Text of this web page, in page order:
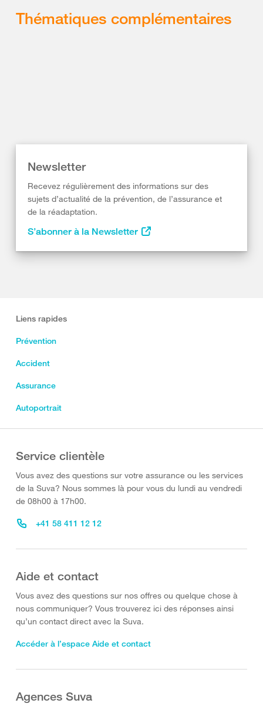
Thématiques complémentaires
Newsletter
Recevez régulièrement des informations sur des
sujets d’actualité de la prévention, de l’assurance et
de la réadaptation.
S’abonner à la Newsletter
Liens rapides
Prévention
Accident
Assurance
Autoportrait
Service clientèle
Vous avez des questions sur votre assurance ou les services
de la Suva? Nous sommes là pour vous du lundi au vendredi
de 08h00 à 17h00.
+41 58 411 12 12
Aide et contact
Vous avez des questions sur nos offres ou quelque chose à
nous communiquer? Vous trouverez ici des réponses ainsi
qu’un contact direct avec la Suva.
Accéder à l’espace Aide et contact
Agences Suva